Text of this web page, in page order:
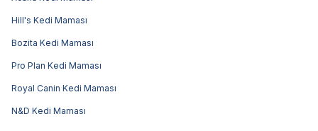
Hill's Kedi Maması
Bozita Kedi Maması
Pro Plan Kedi Maması
Royal Canin Kedi Maması
N&D Kedi Maması